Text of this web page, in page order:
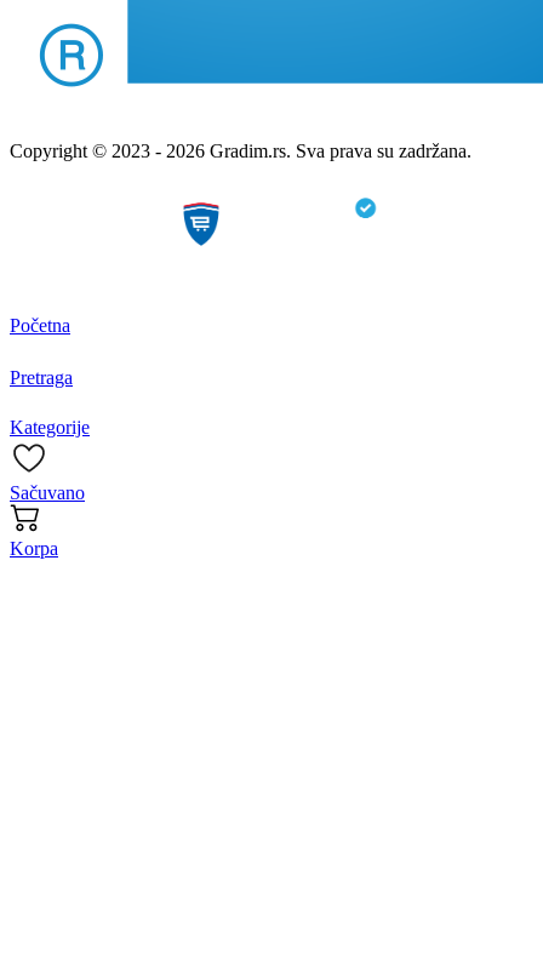
Copyright © 2023 - 2026 Gradim.rs. Sva prava su zadržana.
Početna
Pretraga
Kategorije
Sačuvano
Korpa